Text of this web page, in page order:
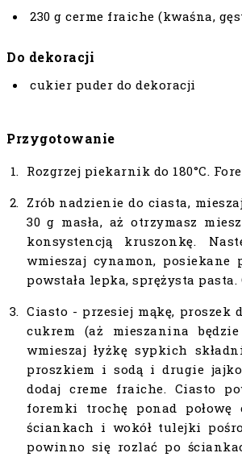
230 g cerme fraiche (kwaśna,
Do dekoracji
cukier puder do dekoracji
Przygotowanie
Rozgrzej piekarnik do 180°C.
Zrób nadzienie do ciasta,
30 g masła, aż otrzymasz
konsystencją kruszonkę.
wmieszaj cynamon,
powstała lepka, sprężysta pasta.
Ciasto - przesiej mąkę, proszek
cukrem (aż mieszanina
wmieszaj łyżkę sypkich
proszkiem i sodą i drugie
dodaj creme fraiche. Ciasto
foremki trochę ponad połowę
ściankach i wokół tulejki
powinno się rozlać po